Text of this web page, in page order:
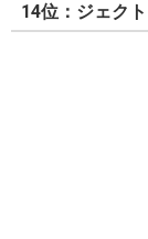
14位：ジェクト